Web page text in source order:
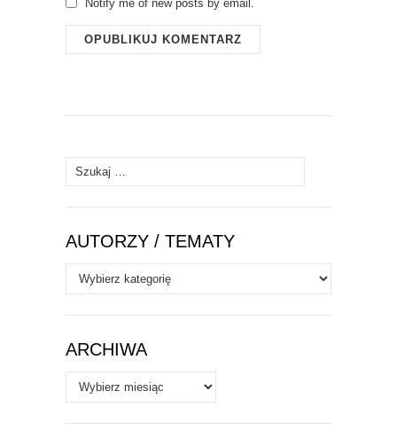
Notify me of new posts by email.
Szukaj:
AUTORZY / TEMATY
Autorzy
/
Tematy
ARCHIWA
Archiwa